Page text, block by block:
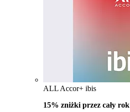
ALL Accor+ ibis
15% zniżki przez cały rok